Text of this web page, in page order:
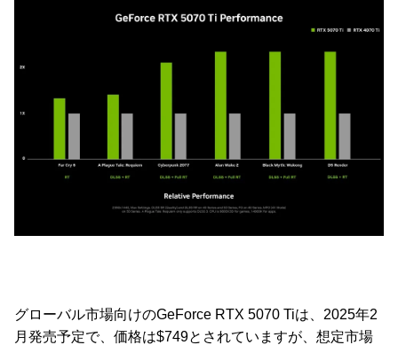
グローバル市場向けのGeForce RTX 5070 Tiは、2025年2
月発売予定で、価格は$749とされていますが、想定市場